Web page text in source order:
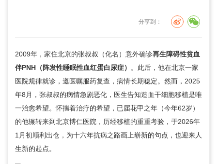
分享到：
2009年，家住北京的张叔叔（化名）意外确诊再生障碍性贫血
伴PNH（阵发性睡眠性血红蛋白尿症）
。此后，他在北京一家
医院规律就诊，遵医嘱服药复查，病情长期稳定。然而，2025
年8月，张叔叔的病情急剧恶化，医生告知造血干细胞移植是唯
一治愈希望。怀揣着治疗的希望，已届花甲之年（今年62岁）
的他辗转来到北京博仁医院，历经移植的重重考验，于2026年
1月初顺利出仓，为十六年抗病之路画上崭新的句点，也迎来人
生新的起点。